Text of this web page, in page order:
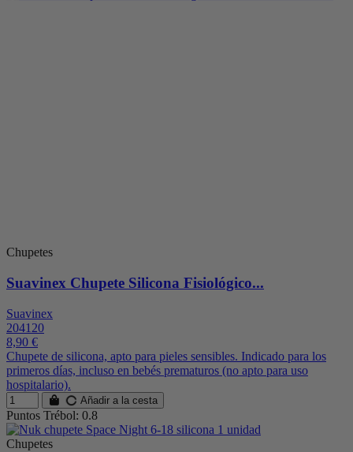
Chupetes
Suavinex Chupete Silicona Fisiológico...
Suavinex
204120
8,90 €
Chupete de silicona, apto para pieles sensibles. Indicado para los
primeros días, incluso en bebés prematuros (no apto para uso
hospitalario).
Añadir a la cesta
Puntos Trébol: 0.8
Chupetes